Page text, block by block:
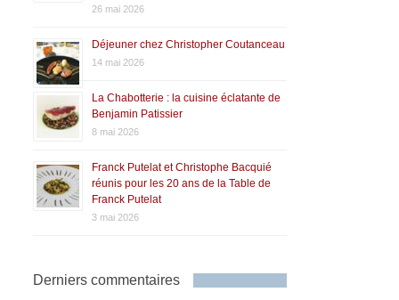
26 mai 2026
Déjeuner chez Christopher Coutanceau
14 mai 2026
La Chabotterie : la cuisine éclatante de
Benjamin Patissier
8 mai 2026
Franck Putelat et Christophe Bacquié
réunis pour les 20 ans de la Table de
Franck Putelat
3 mai 2026
Derniers commentaires